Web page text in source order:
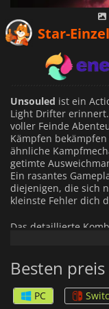
Star-
Unsouled ist ein
Light Drifter
voller Feinde
Kämpfen
ähnliche
getimte
Ein rasantes
diejenigen, die sich
kleinste Fehler dich
Das detaillierte
erfordert Zeit und
Gegenangriffen
denen du
Während du die
Besten
PC